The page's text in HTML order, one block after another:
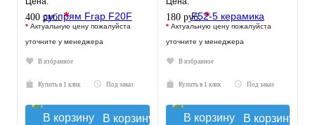
400 руб.*
* Актуальную цену пожалуйста
уточните у менеджера
В избранное
Купить в 1 клик Под заказ
В корзину
180 руб.*
* Актуальную цену пожалуйста
уточните у менеджера
В избранное
Купить в 1 клик Под заказ
В корзину